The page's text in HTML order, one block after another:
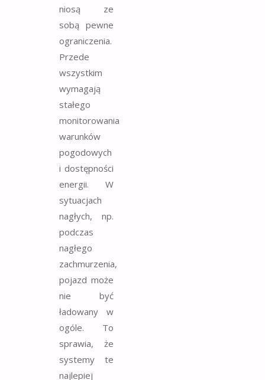
niosą ze
sobą pewne
ograniczenia.
Przede
wszystkim
wymagają
stałego
monitorowania
warunków
pogodowych
i dostępności
energii. W
sytuacjach
nagłych, np.
podczas
nagłego
zachmurzenia,
pojazd może
nie być
ładowany w
ogóle. To
sprawia, że
systemy te
najlepiej